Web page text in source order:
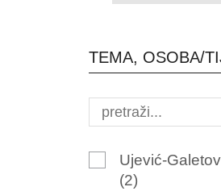
TEMA, OSOBA/
Ujević-
(2)